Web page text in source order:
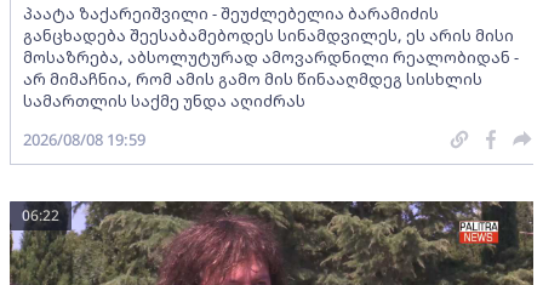
პაატა ზაქარეიშვილი - შეუძლებელია ბარამიძის
განცხადება შეესაბამებოდეს სინამდვილეს, ეს არის მისი
მოსაზრება, აბსოლუტურად ამოვარდნილი რეალობიდან -
არ მიმაჩნია, რომ ამის გამო მის წინააღმდეგ სისხლის
სამართლის საქმე უნდა აღიძრას
2026/08/08 19:59
06:22